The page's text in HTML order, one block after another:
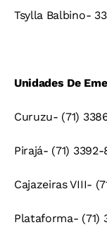
Tsylla Balbino-
Unidades De
Curuzu- (71)
Pirajá- (71) 3392-
Cajazeiras VIII-
Plataforma- (71)